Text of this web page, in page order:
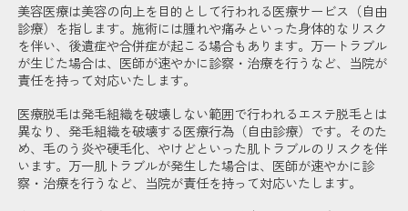
美容医療は美容の向上を目的として行われる医療サービス（自由
診療）を指します。施術には腫れや痛みといった身体的なリスク
を伴い、後遺症や合併症が起こる場合もあります。万一トラブル
が生じた場合は、医師が速やかに診察・治療を行うなど、当院が
責任を持って対応いたします。
医療脱毛は発毛組織を破壊しない範囲で行われるエステ脱毛とは
異なり、発毛組織を破壊する医療行為（自由診療）です。そのた
め、毛のう炎や硬毛化、やけどといった肌トラブルのリスクを伴
います。万一肌トラブルが発生した場合は、医師が速やかに診
察・治療を行うなど、当院が責任を持って対応いたします。